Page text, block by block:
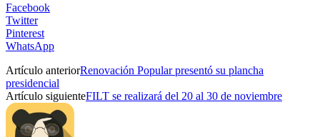
Facebook
Twitter
Pinterest
WhatsApp
Artículo anteriorRenovación Popular presentó su plancha
presidencial
Artículo siguienteFILT se realizará del 20 al 30 de noviembre